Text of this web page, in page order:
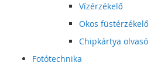
Vízérzékelő
Okos füstérzékelő
Chipkártya olvasó
Fotótechnika